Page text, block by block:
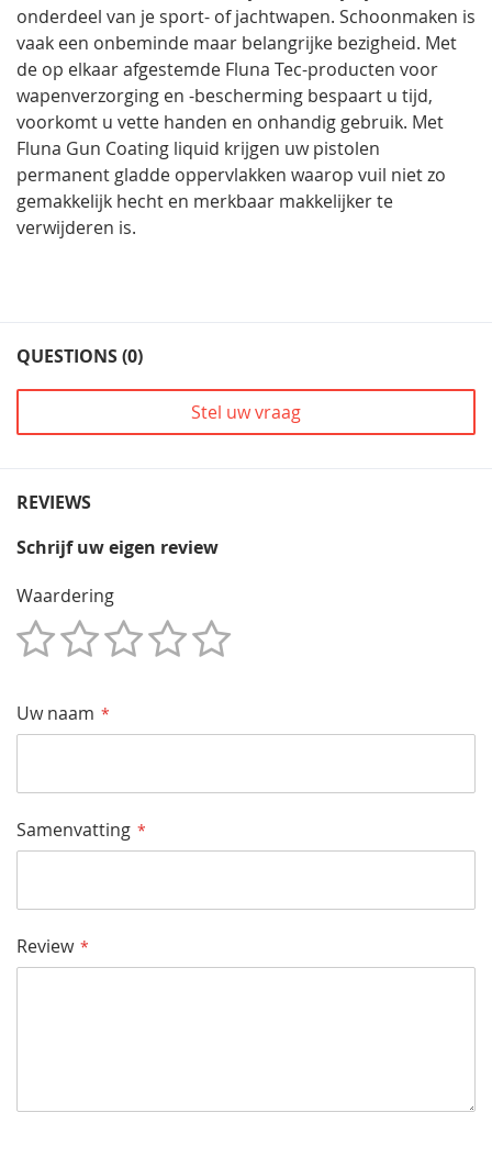
onderdeel van je sport- of jachtwapen. Schoonmaken is
vaak een onbeminde maar belangrijke bezigheid. Met
de op elkaar afgestemde Fluna Tec-producten voor
wapenverzorging en -bescherming bespaart u tijd,
voorkomt u vette handen en onhandig gebruik. Met
Fluna Gun Coating liquid krijgen uw pistolen
permanent gladde oppervlakken waarop vuil niet zo
gemakkelijk hecht en merkbaar makkelijker te
verwijderen is.
QUESTIONS (0)
Stel uw vraag
REVIEWS
Schrijf uw eigen review
Waardering
Uw naam
Samenvatting
Review